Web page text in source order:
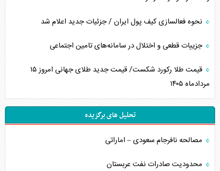
نحوه فعالسازی کیف پول ایران / جزئیات جدید اعلام شد
جزییات قطعی و اختلال در سامانه‌های تامین اجتماعی
قیمت طلا رکورد شکست/ قیمت جدید طلای جهانی امروز ۱۵
مردادماه ۱۴۰۵
تحلیل های برگزیده
مصالحه نافرجام سعودی – اماراتی
محدودیت صادرات نفت عربستان